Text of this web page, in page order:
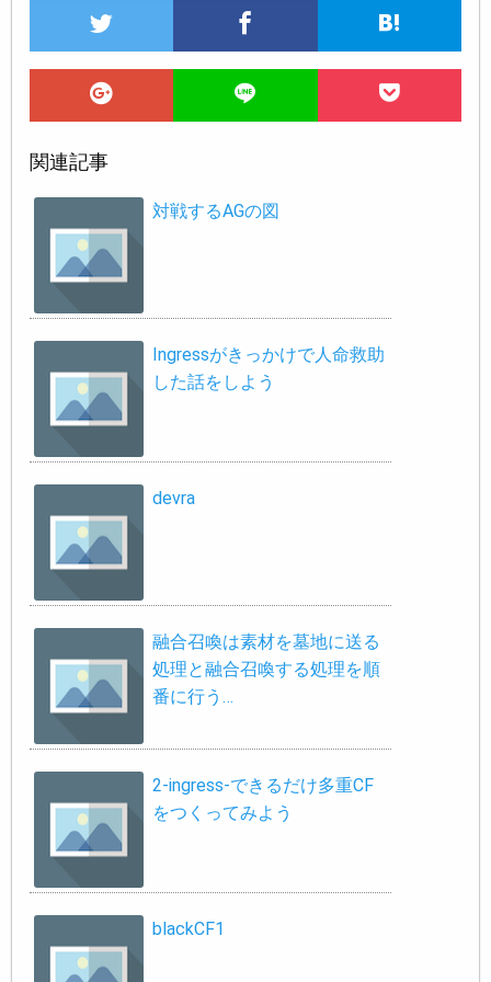
関連記事
対戦するAGの図
Ingressがきっかけで人命救助
した話をしよう
devra
融合召喚は素材を墓地に送る
処理と融合召喚する処理を順
番に行う…
2-ingress-できるだけ多重CF
をつくってみよう
blackCF1